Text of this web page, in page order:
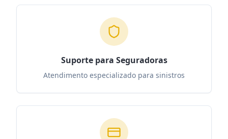
Suporte para Seguradoras
Atendimento especializado para sinistros